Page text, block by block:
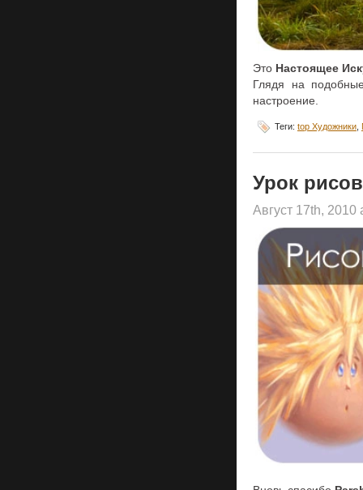
Это Настоящее
Глядя на
настроение.
Теги: top Художники
Урок
Август 17th, 2010